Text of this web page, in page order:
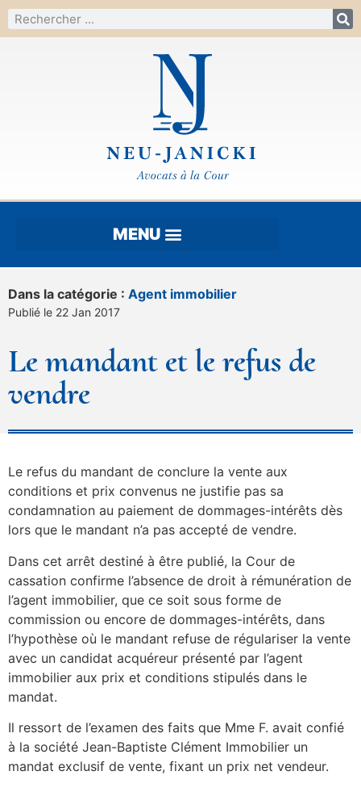
Dans la catégorie : Agent immobilier
Publié le 22 Jan 2017
Le mandant et le refus de
vendre
Le refus du mandant de conclure la vente aux
conditions et prix convenus ne justifie pas sa
condamnation au paiement de dommages-intérêts dès
lors que le mandant n’a pas accepté de vendre.
Dans cet arrêt destiné à être publié, la Cour de
cassation confirme l’absence de droit à rémunération de
l’agent immobilier, que ce soit sous forme de
commission ou encore de dommages-intérêts, dans
l’hypothèse où le mandant refuse de régulariser la vente
avec un candidat acquéreur présenté par l’agent
immobilier aux prix et conditions stipulés dans le
mandat.
Il ressort de l’examen des faits que Mme F. avait confié
à la société Jean-Baptiste Clément Immobilier un
mandat exclusif de vente, fixant un prix net vendeur.